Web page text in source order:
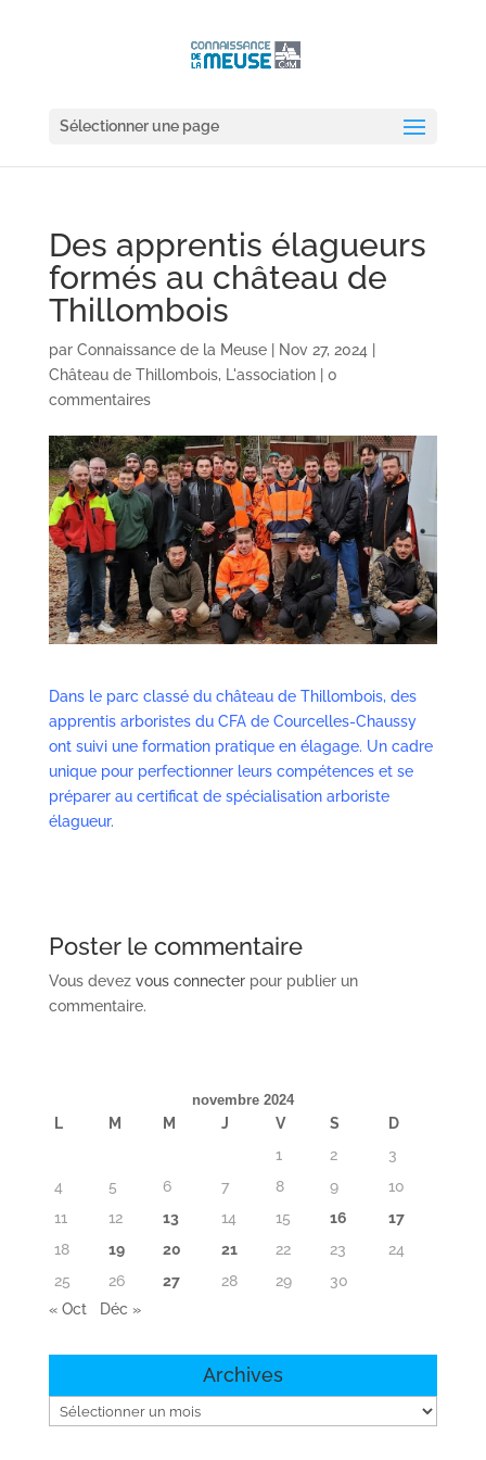
Sélectionner une page
Des apprentis élagueurs
formés au château de
Thillombois
par Connaissance de la Meuse| Nov 27, 2024
Château de Thillombois, L'association| 0
commentaires
Dans le parc classé du château de Thillombois, des
apprentis arboristes du CFA de Courcelles-Chaussy
ont suivi une formation pratique en élagage. Un cadre
unique pour perfectionner leurs compétences et se
préparer au certificat de spécialisation arboriste
élagueur.
Poster le commentaire
Vous devez vous connecterpour publier un
commentaire.
novembre 2024
L M M J V S
D
1
2
3
4
5 6 7 8 9
10
11
12 13 14 15 16
17
18
19 20 21 22 23
24
25
26 27 28 29
30
« Oct
Déc »
Archives
Archives